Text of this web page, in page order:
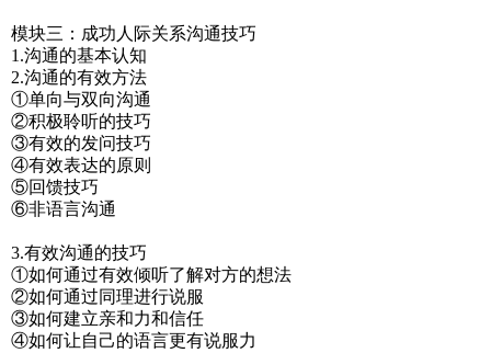
模块三：成功人际关系沟通技巧
1.沟通的基本认知
2.沟通的有效方法
①单向与双向沟通
②积极聆听的技巧
③有效的发问技巧
④有效表达的原则
⑤回馈技巧
⑥非语言沟通
3.有效沟通的技巧
①如何通过有效倾听了解对方的想法
②如何通过同理进行说服
③如何建立亲和力和信任
④如何让自己的语言更有说服力